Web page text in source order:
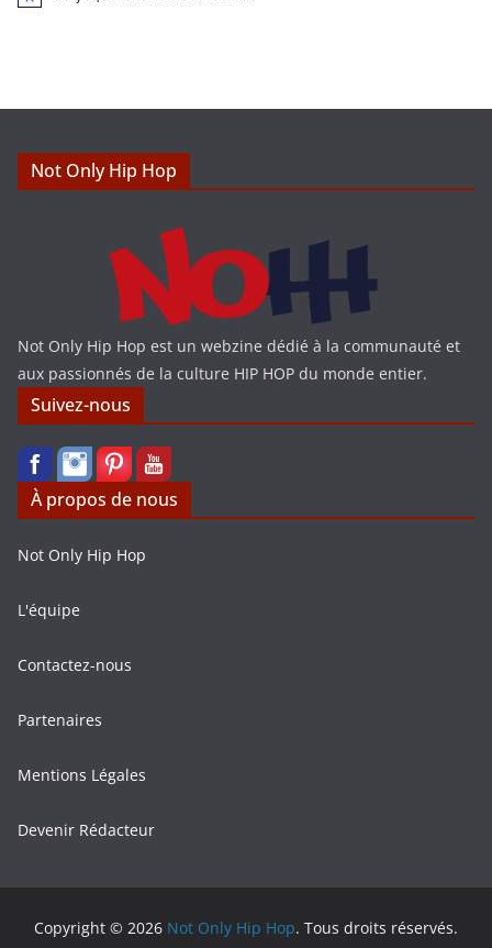
Not Only Hip Hop
Not Only Hip Hop est un webzine dédié à la communauté et
aux passionnés de la culture HIP HOP du monde entier.
Suivez-nous
À propos de nous
Not Only Hip Hop
L'équipe
Contactez-nous
Partenaires
Mentions Légales
Devenir Rédacteur
Copyright © 2026 Not Only Hip Hop. Tous droits réservés.